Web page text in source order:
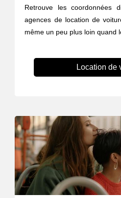
Retrouve les coordonnées
agences de location de
même un peu plus loin quand
Location de